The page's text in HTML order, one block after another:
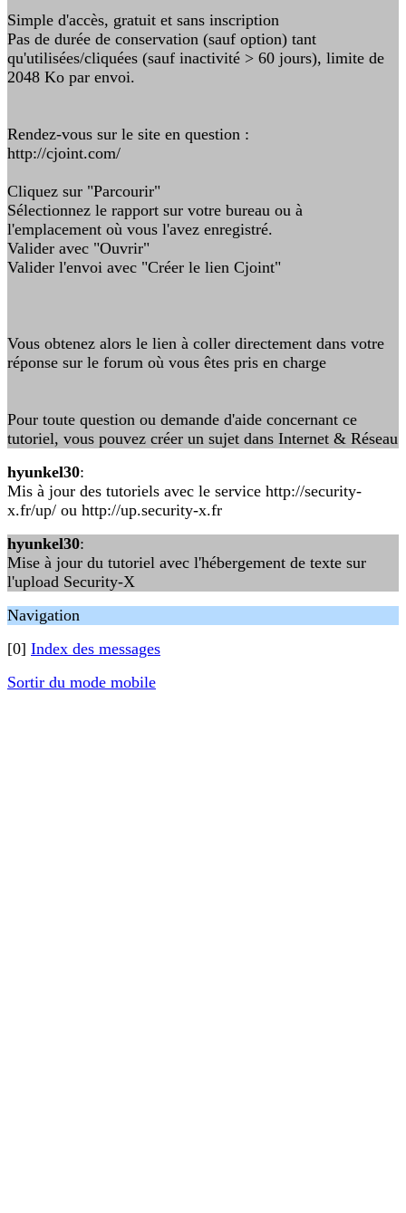
Simple d'accès, gratuit et sans inscription
Pas de durée de conservation (sauf option) tant
qu'utilisées/cliquées (sauf inactivité > 60 jours), limite de
2048 Ko par envoi.
Rendez-vous sur le site en question :
http://cjoint.com/
Cliquez sur "Parcourir"
Sélectionnez le rapport sur votre bureau ou à
l'emplacement où vous l'avez enregistré.
Valider avec "Ouvrir"
Valider l'envoi avec "Créer le lien Cjoint"
Vous obtenez alors le lien à coller directement dans votre
réponse sur le forum où vous êtes pris en charge
Pour toute question ou demande d'aide concernant ce
tutoriel, vous pouvez créer un sujet dans Internet & Réseau
hyunkel30:
Mis à jour des tutoriels avec le service http://security-
x.fr/up/ ou http://up.security-x.fr
hyunkel30:
Mise à jour du tutoriel avec l'hébergement de texte sur
l'upload Security-X
Navigation
[0] Index des messages
Sortir du mode mobile